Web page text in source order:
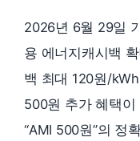
2026년 6월 29일
용 에너지캐시백
백 최대 120원/
500원 추가 혜택
“AMI 500원”의 정